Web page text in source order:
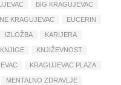
BIG KRAGUJEVAC
KRAGUJEVAC EUCERIN
IZLOŽBA KARIJERA
KNJIGE KNJIŽEVNOST
KRAGUJEVAC PLAZA
MENTALNO ZDRAVLJE